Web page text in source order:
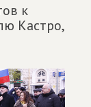
к
Кастро,